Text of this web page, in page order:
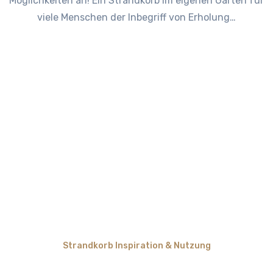
viele Menschen der Inbegriff von Erholung…
Strandkorb Inspiration & Nutzung